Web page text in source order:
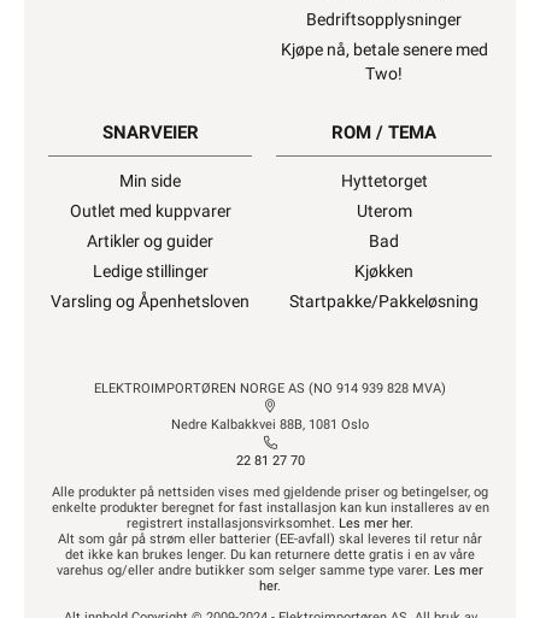
Bedriftsopplysninger
Kjøpe nå, betale senere med
Two!
SNARVEIER
Min side
Outlet med kuppvarer
Artikler og guider
Ledige stillinger
Varsling og Åpenhetsloven
ROM / TEMA
Hyttetorget
Uterom
Bad
Kjøkken
Startpakke/Pakkeløsning
ELEKTROIMPORTØREN NORGE AS (NO 914 939 828 MVA)
Nedre Kalbakkvei 88B, 1081 Oslo
22 81 27 70
Alle produkter på nettsiden vises med gjeldende priser og betingelser, og
enkelte produkter beregnet for fast installasjon kan kun installeres av en
registrert installasjonsvirksomhet. Les mer her.
Alt som går på strøm eller batterier (EE-avfall) skal leveres til retur når
det ikke kan brukes lenger. Du kan returnere dette gratis i en av våre
varehus og/eller andre butikker som selger samme type varer. Les mer
her.